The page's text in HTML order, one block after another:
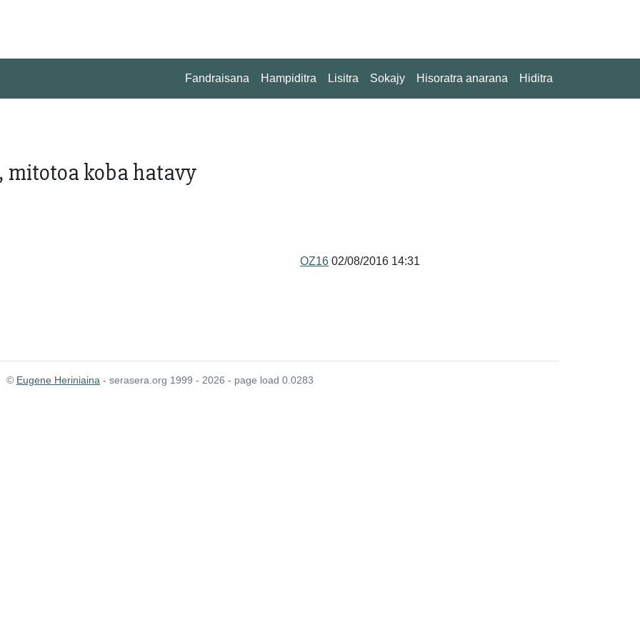
Fandraisana Hampiditra Lisitra Sokajy Hisoratra anarana Hiditra
mitotoa koba hatavy
OZ16 02/08/2016 14:31
© Eugene Heriniaina - serasera.org 1999 - 2026 - page load 0.0283